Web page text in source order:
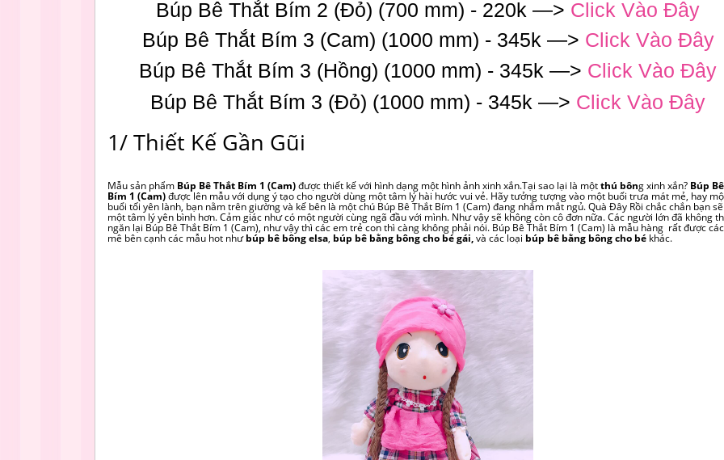
Búp Bê Thắt Bím 2 (Đỏ) (700 mm) - 220k —> Click Vào Đây
Búp Bê Thắt Bím 3 (Cam) (1000 mm) - 345k —> Click Vào Đây
Búp Bê Thắt Bím 3 (Hồng) (1000 mm) - 345k —> Click Vào Đây
Búp Bê Thắt Bím 3 (Đỏ) (1000 mm) - 345k —> Click Vào Đây
1/ Thiết Kế Gần Gũi
Mẫu sản phẩm Búp Bê Thắt Bím 1 (Cam)được thiết kế với hình dạng một hình ảnh xinh xắn.Tại sao lại là mộtthú bông xinh xắn? Búp
Bím 1 (Cam)được lên mẫu với dụng ý tạo cho người dùng một tâm lý hài hước vui vẻ. Hãy tưởng tượng vào một buổi trưa mát mẻ, hay
buổi tối yên lành, bạn nằm trên giường và kế bên là một chú Búp Bê Thắt Bím 1 (Cam) đang nhắm mắt ngủ. Quà Đây Rồi chắc chắn bạn
một tâm lý yên bình hơn. Cảm giác như có một người cùng ngã đầu với mình. Như vậy sẽ không còn cô đơn nữa. Các người lớn đã không
ngăn lại Búp Bê Thắt Bím 1 (Cam), như vậy thì các em trẻ con thì càng không phải nói. Búp Bê Thắt Bím 1 (Cam) là mẫu hàng rất được
mê bên cạnh các mẫu hot nhưbúp bê bông elsa, búp bê bằng bông cho bé gái,và các loại búp bê bằng bông cho bé khác.